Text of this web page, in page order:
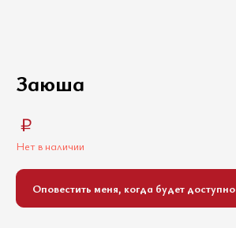
Заюша
₽
Нет в наличии
Оповестить меня, когда будет доступно